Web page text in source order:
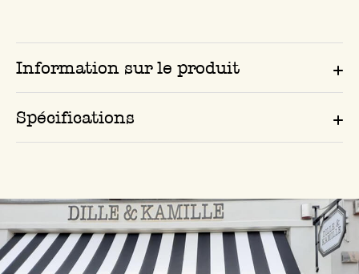
Information sur le produit
Spécifications